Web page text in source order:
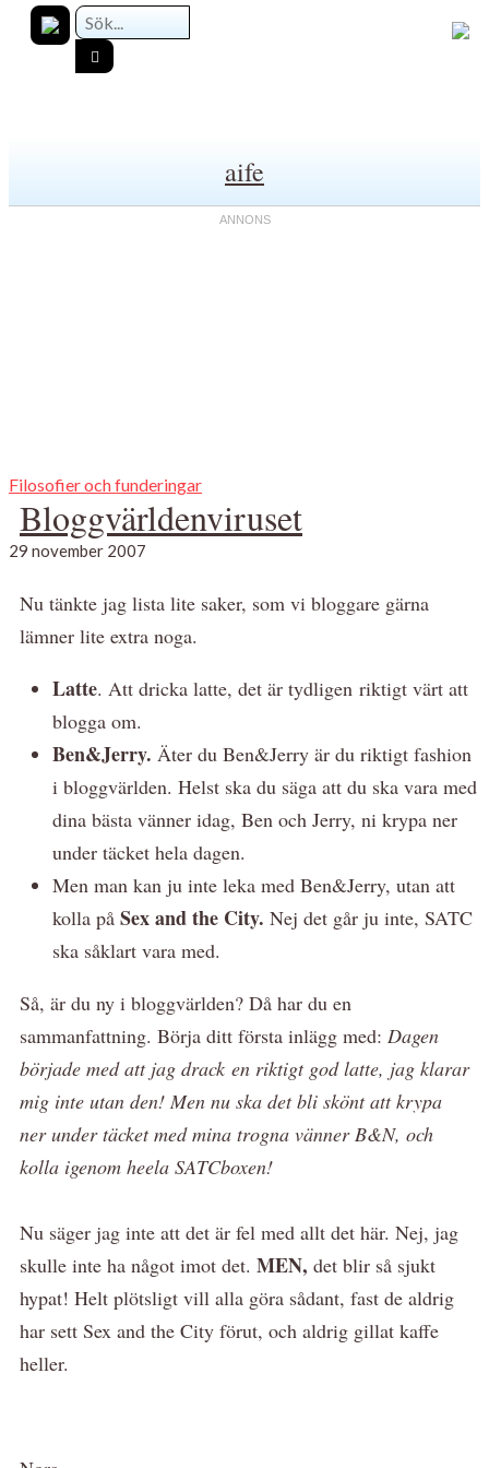
aife
Filosofier och funderingar
Bloggvärldenviruset
29 november 2007
Nu tänkte jag lista lite saker, som vi bloggare gärna
lämner lite extra noga.
Latte. Att dricka latte, det är tydligen riktigt värt att
blogga om.
Ben&Jerry. Äter du Ben&Jerry är du riktigt fashion
i bloggvärlden. Helst ska du säga att du ska vara med
dina bästa vänner idag, Ben och Jerry, ni krypa ner
under täcket hela dagen.
Men man kan ju inte leka med Ben&Jerry, utan att
kolla på Sex and the City. Nej det går ju inte, SATC
ska såklart vara med.
Så, är du ny i bloggvärlden? Då har du en
sammanfattning. Börja ditt första inlägg med: Dagen
började med att jag drack en riktigt god latte, jag klarar
mig inte utan den! Men nu ska det bli skönt att krypa
ner under täcket med mina trogna vänner B&N, och
kolla igenom heela SATCboxen!
Nu säger jag inte att det är fel med allt det här. Nej, jag
skulle inte ha något imot det. MEN, det blir så sjukt
hypat! Helt plötsligt vill alla göra sådant, fast de aldrig
har sett Sex and the City förut, och aldrig gillat kaffe
heller.